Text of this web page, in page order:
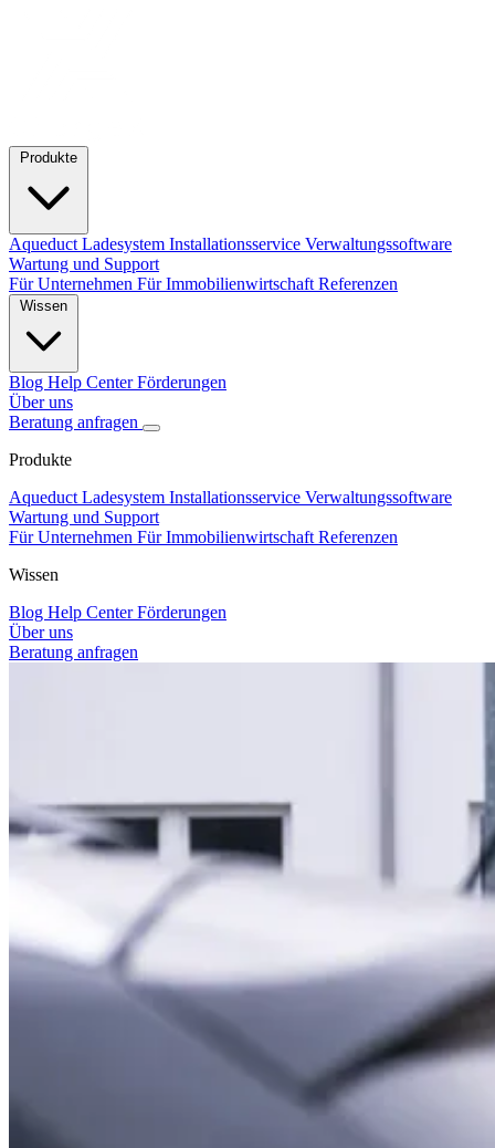
Aqueduct Ladesystem Installationsservice Verwaltungssoftware
Wartung und Support
Für Unternehmen Für Immobilienwirtschaft Referenzen
Blog Help CenterFörderungen
Über uns
Beratung anfragen
Produkte
Aqueduct Ladesystem Installationsservice Verwaltungssoftware
Wartung und Support
Für Unternehmen Für Immobilienwirtschaft Referenzen
Wissen
Blog Help CenterFörderungen
Über uns
Beratung anfragen